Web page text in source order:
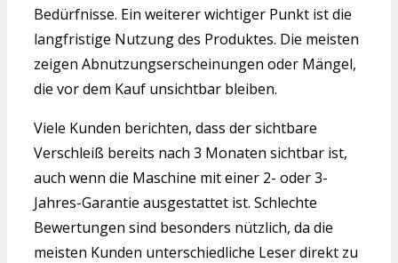
Bedürfnisse. Ein weiterer wichtiger Punkt ist die
langfristige Nutzung des Produktes. Die meisten
zeigen Abnutzungserscheinungen oder Mängel,
die vor dem Kauf unsichtbar bleiben.
Viele Kunden berichten, dass der sichtbare
Verschleiß bereits nach 3 Monaten sichtbar ist,
auch wenn die Maschine mit einer 2- oder 3-
Jahres-Garantie ausgestattet ist. Schlechte
Bewertungen sind besonders nützlich, da die
meisten Kunden unterschiedliche Leser direkt zu